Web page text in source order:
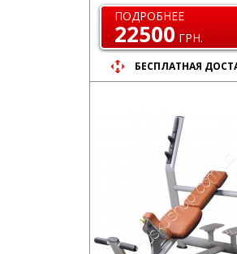
ПОДРОБНЕЕ
22500 ГРН.
БЕСПЛАТНАЯ